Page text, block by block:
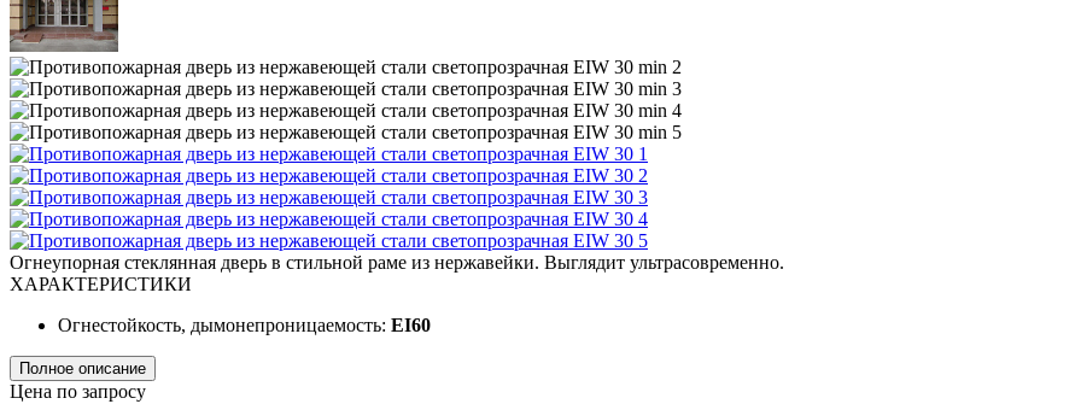
Огнеупорная стеклянная дверь в стильной раме из нержавейки. Выглядит ультрасовременно.
ХАРАКТЕРИСТИКИ
Огнестойкость, дымонепроницаемость: EI60
Полное описание
Цена по запросу